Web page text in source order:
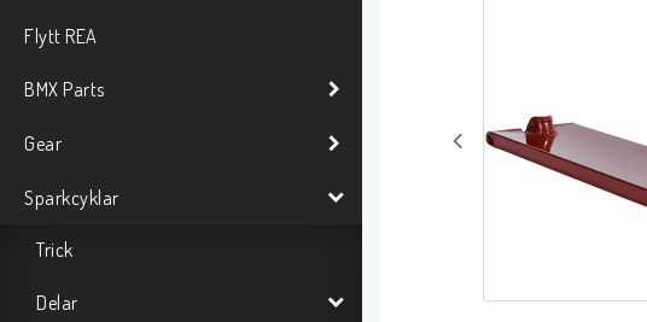
Flytt REA
BMX Parts
Gear
Sparkcyklar
Trick
Delar